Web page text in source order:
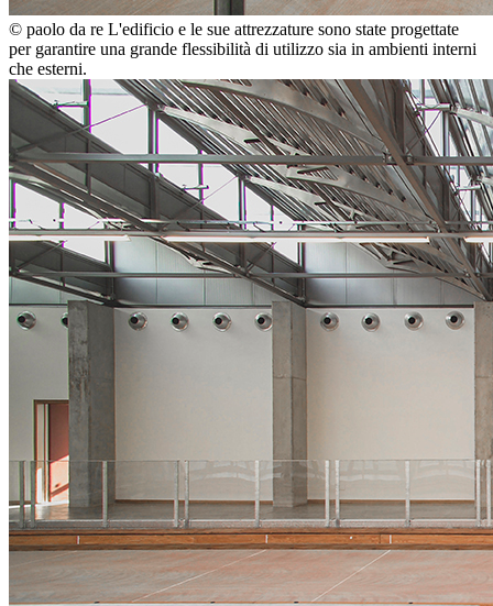
© paolo da re L'edificio e le sue attrezzature sono state progettate
per garantire una grande flessibilità di utilizzo sia in ambienti interni
che esterni.